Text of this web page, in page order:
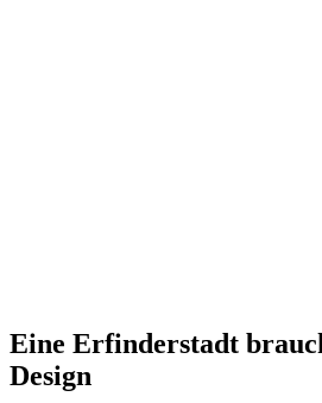
Eine Erfinderstadt
Design